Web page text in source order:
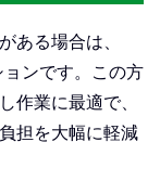
ある場合は、
ンです。この方
作業に最適で、
担を大幅に軽減